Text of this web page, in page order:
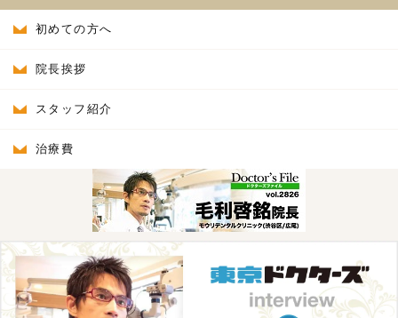
初めての方へ
院長挨拶
スタッフ紹介
治療費